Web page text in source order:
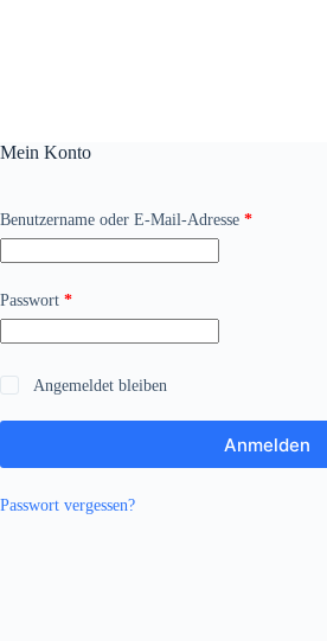
Mein Konto
Benutzername oder E-Mail-Adresse *Erforderlich
Passwort *Erforderlich
Angemeldet bleiben
Anmelden
Passwort vergessen?